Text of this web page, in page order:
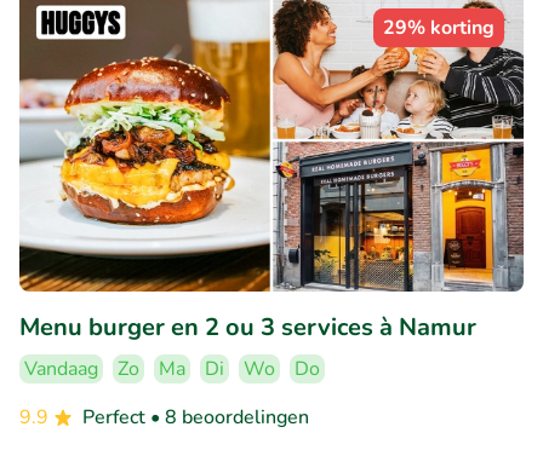
29% korting
Menu burger en 2 ou 3 services à Namur
Vandaag Zo Ma Di Wo
Do
9.9
Perfect • 8 beoordelingen